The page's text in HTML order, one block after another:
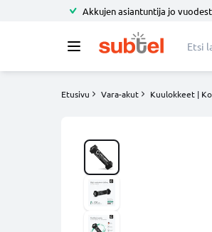
Akkujen asiantuntija jo
Etusivu Vara-akut Kuulokkeet |